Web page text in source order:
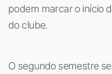
podem marcar o início
do clube.
O segundo semestre